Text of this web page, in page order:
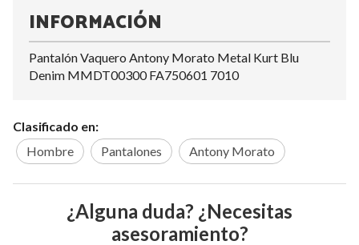
INFORMACIÓN
Pantalón Vaquero Antony Morato Metal Kurt Blu
Denim MMDT00300 FA750601 7010
Clasificado en:
Hombre
Pantalones Antony Morato
¿Alguna duda? ¿Necesitas
asesoramiento?